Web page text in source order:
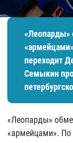
«Леопарды»
переходит
Семыкин
«Леопарды»
«армейцами». По